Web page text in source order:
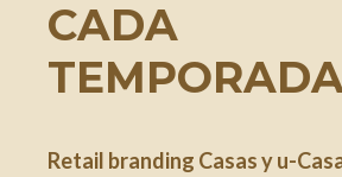
CADA
Retail branding Casas y u-